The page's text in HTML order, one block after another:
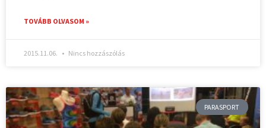
TOVÁBB OLVASOM »
2015.11.06. Nincs hozzászólás
PARASPORT